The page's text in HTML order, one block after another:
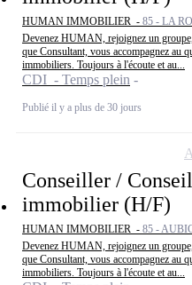
HUMAN IMMOBILIER - 85 - LA
Devenez HUMAN, rejoignez un
que Consultant, vous accompagnez au
immobiliers. Toujours à l'écoute et au...
CDI - Temps plein
Publié il y a plus de 30 jours
Conseiller /
immobilier (H/F)
HUMAN IMMOBILIER - 85 -
Devenez HUMAN, rejoignez un
que Consultant, vous accompagnez au
immobiliers. Toujours à l'écoute et au...